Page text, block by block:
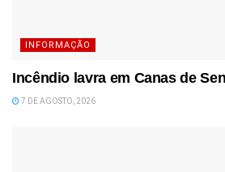
INFORMAÇÃO
Incêndio lavra em Canas de
7 DE AGOSTO, 2026